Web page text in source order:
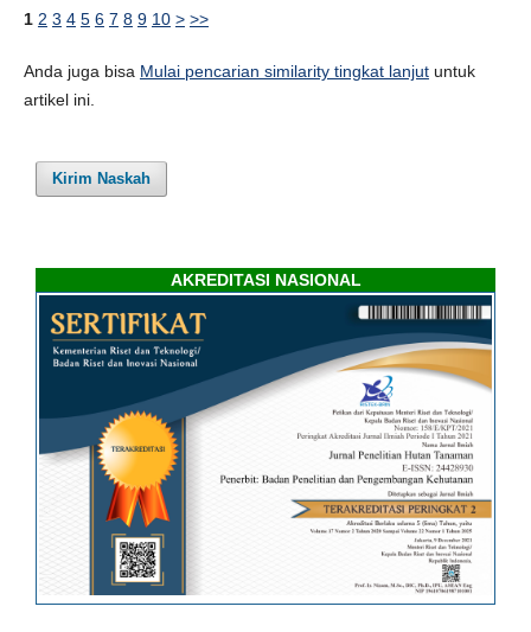
1 2 3 4 5 6 7 8 9 10 > >>
Anda juga bisa Mulai pencarian similarity tingkat lanjutuntuk
artikel ini.
Kirim Naskah
AKREDITASI NASIONAL